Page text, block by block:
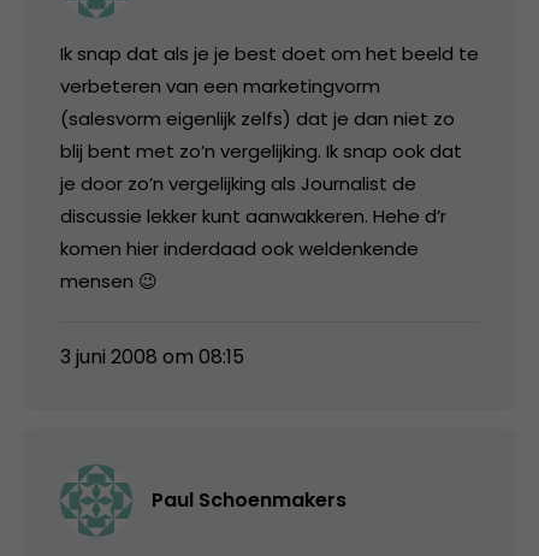
Ik snap dat als je je best doet om het beeld te
verbeteren van een marketingvorm
(salesvorm eigenlijk zelfs) dat je dan niet zo
blij bent met zo’n vergelijking. Ik snap ook dat
je door zo’n vergelijking als Journalist de
discussie lekker kunt aanwakkeren. Hehe d’r
komen hier inderdaad ook weldenkende
mensen 😉
3 juni 2008 om 08:15
Paul Schoenmakers